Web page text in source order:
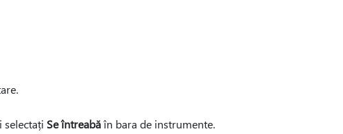
selectați Se întreabăîn bara de instrumente.